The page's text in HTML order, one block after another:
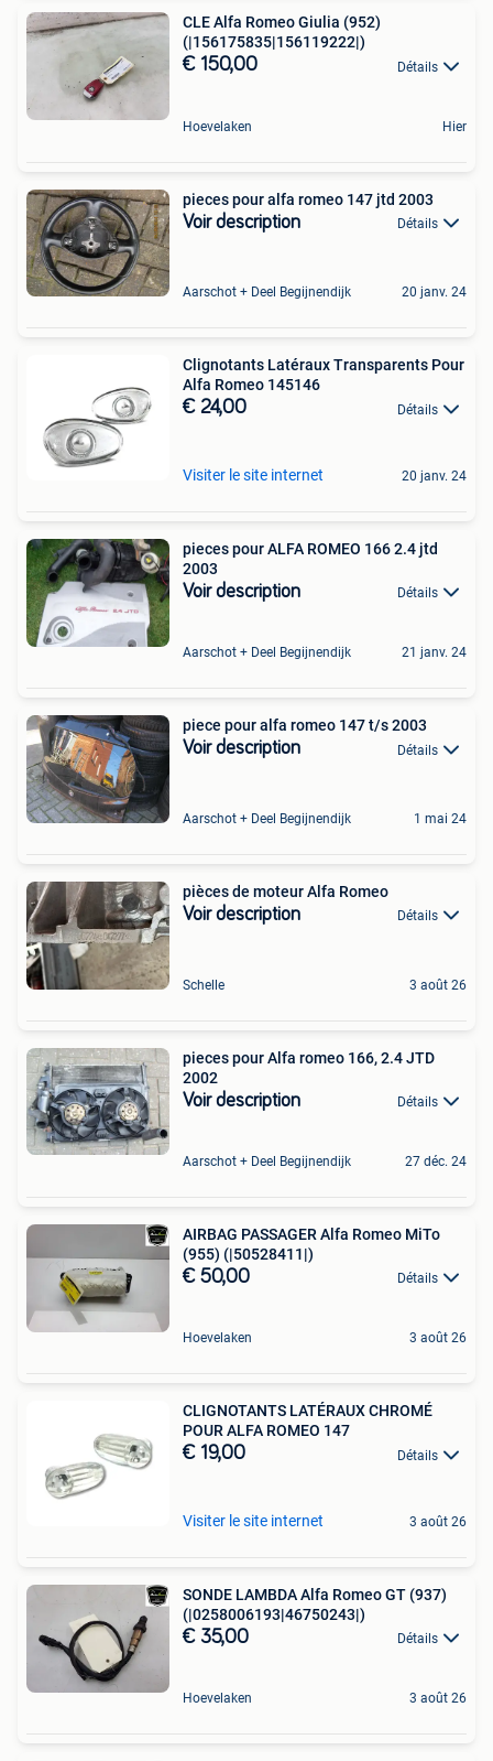
CLE Alfa Romeo Giulia (952)
(|156175835|156119222|)
€ 150,00 Détails
Hoevelaken Hier
pieces pour alfa romeo 147 jtd 2003
Voir description Détails
Aarschot + Deel Begijnendijk 20 janv. 24
Clignotants Latéraux Transparents Pour
Alfa Romeo 145146
€ 24,00 Détails
Visiter le site internet 20 janv. 24
pieces pour ALFA ROMEO 166 2.4 jtd
2003
Voir description Détails
Aarschot + Deel Begijnendijk 21 janv. 24
piece pour alfa romeo 147 t/s 2003
Voir description Détails
Aarschot + Deel Begijnendijk 1 mai 24
pièces de moteur Alfa Romeo
Voir description Détails
Schelle 3 août 26
pieces pour Alfa romeo 166, 2.4 JTD
2002
Voir description Détails
Aarschot + Deel Begijnendijk 27 déc. 24
AIRBAG PASSAGER Alfa Romeo MiTo
(955) (|50528411|)
€ 50,00 Détails
Hoevelaken 3 août 26
CLIGNOTANTS LATÉRAUX CHROMÉ
POUR ALFA ROMEO 147
€ 19,00 Détails
Visiter le site internet 3 août 26
SONDE LAMBDA Alfa Romeo GT (937)
(|0258006193|46750243|)
€ 35,00 Détails
Hoevelaken 3 août 26